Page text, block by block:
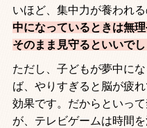
いほど、集中力が養われる
中になっているときは無
そのまま見守るといいでし
ただし、子どもが夢中に
ば、やりすぎると脳が疲
効果です。だからといっ
が、テレビゲームは時間